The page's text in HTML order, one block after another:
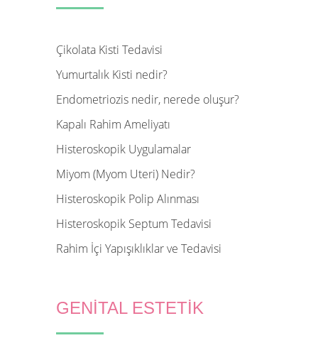
Çikolata Kisti Tedavisi
Yumurtalık Kisti nedir?
Endometriozis nedir, nerede oluşur?
Kapalı Rahim Ameliyatı
Histeroskopik Uygulamalar
Miyom (Myom Uteri) Nedir?
Histeroskopik Polip Alınması
Histeroskopik Septum Tedavisi
Rahim İçi Yapışıklıklar ve Tedavisi
GENİTAL ESTETİK